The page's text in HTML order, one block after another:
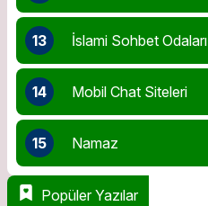
13 İslami Sohbet Odaları
14 Mobil Chat Siteleri
15 Namaz
Popüler Yazılar